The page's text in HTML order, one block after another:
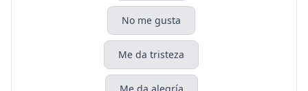
No me gusta
Me da tristeza
Me da alegría